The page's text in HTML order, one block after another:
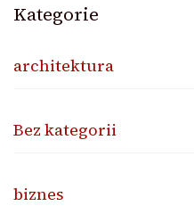
Kategorie
architektura
Bez kategorii
biznes